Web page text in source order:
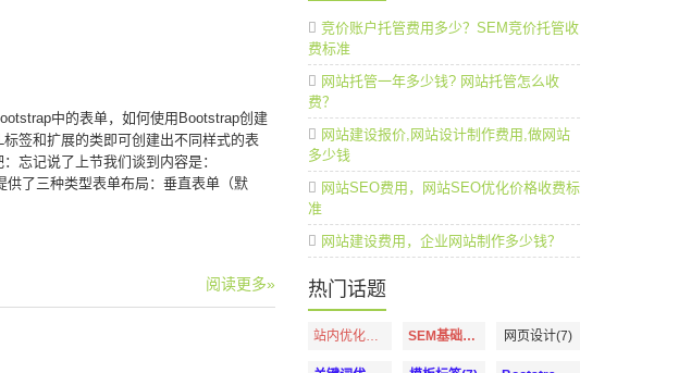
中的表单，如何使用Bootstrap创建
签和扩展的类即可创建出不同样式的表
忘记说了上节我们谈到内容是：
供了三种类型表单布局：垂直表单（默
阅读更多»
竞价账户托管费用多少？SEM竞价托管收
费标准
网站托管一年多少钱? 网站托管怎么收
费？
网站建设报价,网站设计制作费用,做网站
多少钱
网站SEO费用，网站SEO优化价格收费标
准
网站建设费用，企业网站制作多少钱？
热门话题
站内优化教程(13) SEM基础知识(8) 网页设计(7)